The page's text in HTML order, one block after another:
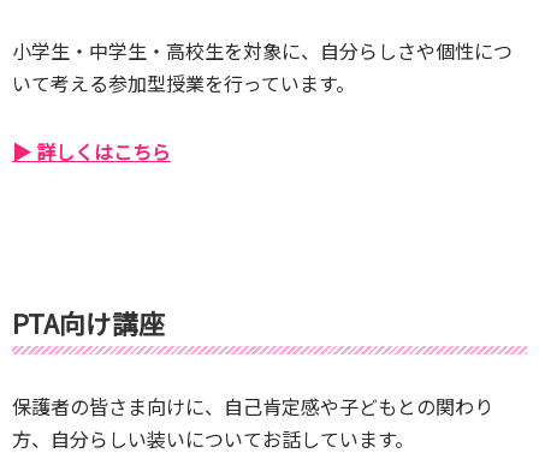
小学生・中学生・高校生を対象に、自分らしさや個性につ
いて考える参加型授業を行っています。
▶ 詳しくはこちら
PTA向け講座
保護者の皆さま向けに、自己肯定感や子どもとの関わり
方、自分らしい装いについてお話しています。